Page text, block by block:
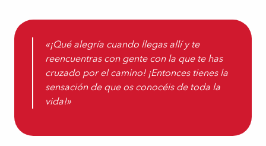
«¡Qué alegría cuando llegas allí y te
reencuentras con gente con la que te has
cruzado por el camino! ¡Entonces tienes la
sensación de que os conocéis de toda la
vida!»